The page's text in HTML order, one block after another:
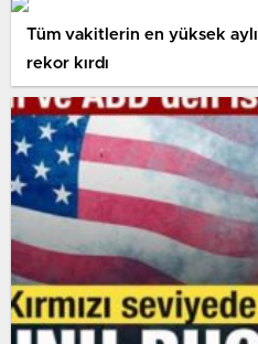
Tüm vakitlerin en yüksek
rekor kırdı